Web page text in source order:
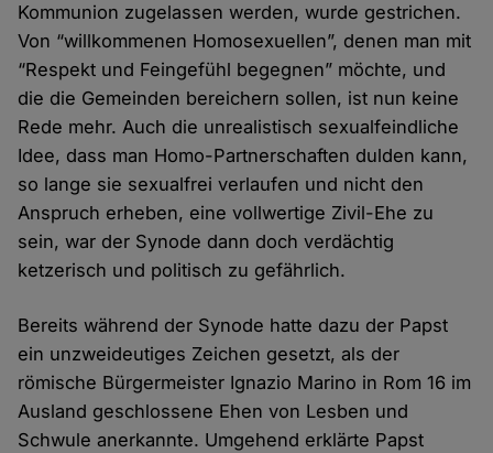
Kommunion zugelassen werden, wurde gestrichen.
Von “willkommenen Homosexuellen”, denen man mit
“Respekt und Feingefühl begegnen” möchte, und
die die Gemeinden bereichern sollen, ist nun keine
Rede mehr. Auch die unrealistisch sexualfeindliche
Idee, dass man Homo-Partnerschaften dulden kann,
so lange sie sexualfrei verlaufen und nicht den
Anspruch erheben, eine vollwertige Zivil-Ehe zu
sein, war der Synode dann doch verdächtig
ketzerisch und politisch zu gefährlich.
Bereits während der Synode hatte dazu der Papst
ein unzweideutiges Zeichen gesetzt, als der
römische Bürgermeister Ignazio Marino in Rom 16 im
Ausland geschlossene Ehen von Lesben und
Schwule anerkannte. Umgehend erklärte Papst